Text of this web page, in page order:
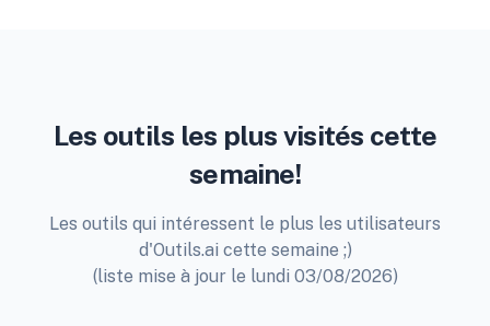
Les outils les plus visités cette
semaine!
Les outils qui intéressent le plus les utilisateurs
d'Outils.ai cette semaine ;)
(liste mise à jour le lundi 03/08/2026)